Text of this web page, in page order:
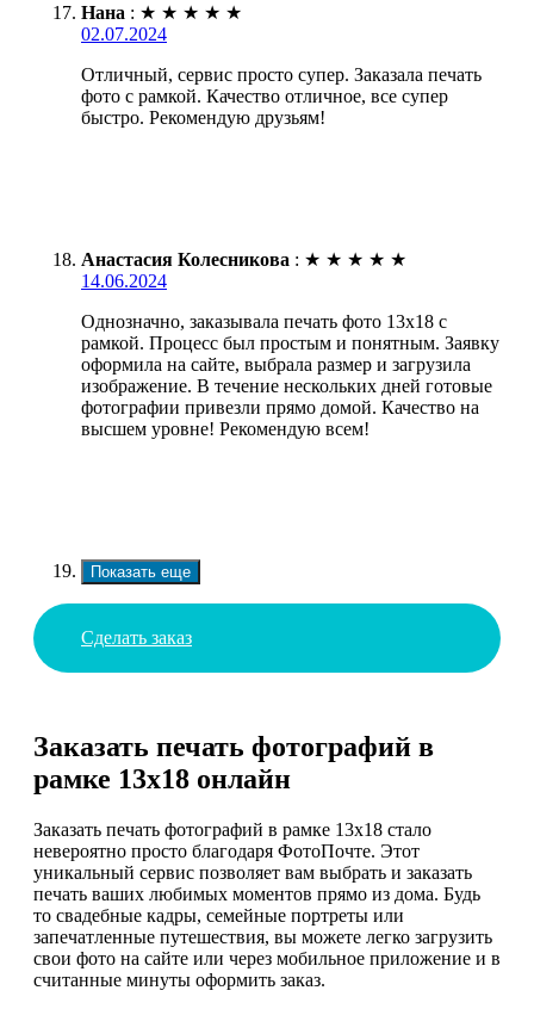
Нана : ★ ★ ★ ★ ★
02.07.2024
Отличный, сервис просто супер. Заказала печать
фото с рамкой. Качество отличное, все супер
быстро. Рекомендую друзьям!
Анастасия Колесникова : ★ ★ ★ ★ ★
14.06.2024
Однозначно, заказывала печать фото 13х18 с
рамкой. Процесс был простым и понятным. Заявку
оформила на сайте, выбрала размер и загрузила
изображение. В течение нескольких дней готовые
фотографии привезли прямо домой. Качество на
высшем уровне! Рекомендую всем!
Показать еще
Сделать заказ
Заказать печать фотографий в
рамке 13х18 онлайн
Заказать печать фотографий в рамке 13х18 стало
невероятно просто благодаря ФотоПочте. Этот
уникальный сервис позволяет вам выбрать и заказать
печать ваших любимых моментов прямо из дома. Будь
то свадебные кадры, семейные портреты или
запечатленные путешествия, вы можете легко загрузить
свои фото на сайте или через мобильное приложение и в
считанные минуты оформить заказ.